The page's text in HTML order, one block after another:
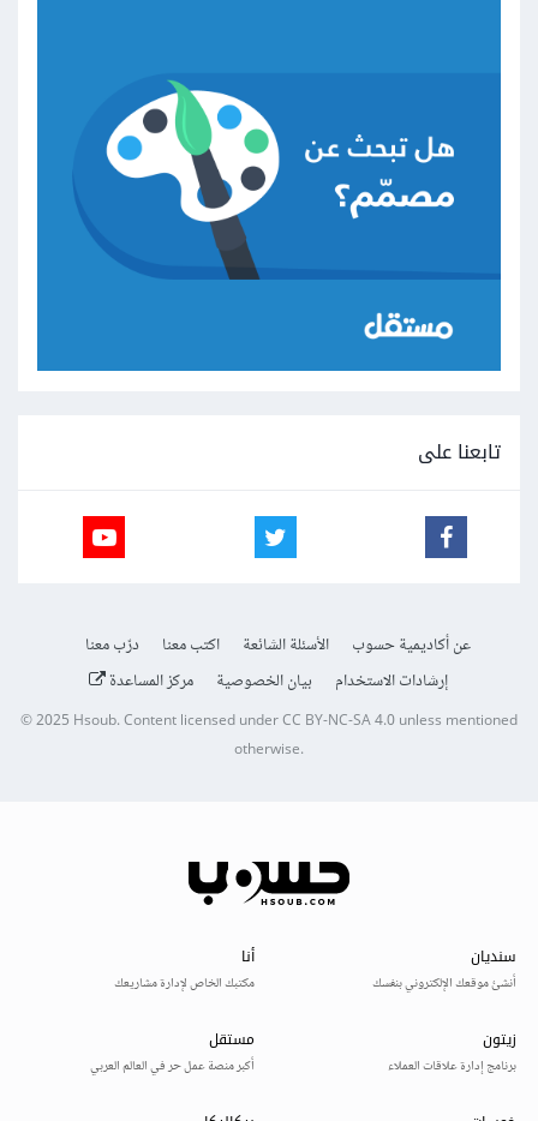
تابعنا على
عن أكاديمية حسوب الأسئلة الشائعة اكتب معنا
درّب معنا
إرشادات الاستخدام
بيان الخصوصية مركز المساعدة
© 2025Hsoub.Content licensed underCC BY-NC-SA 4.0unless mentioned
otherwise.